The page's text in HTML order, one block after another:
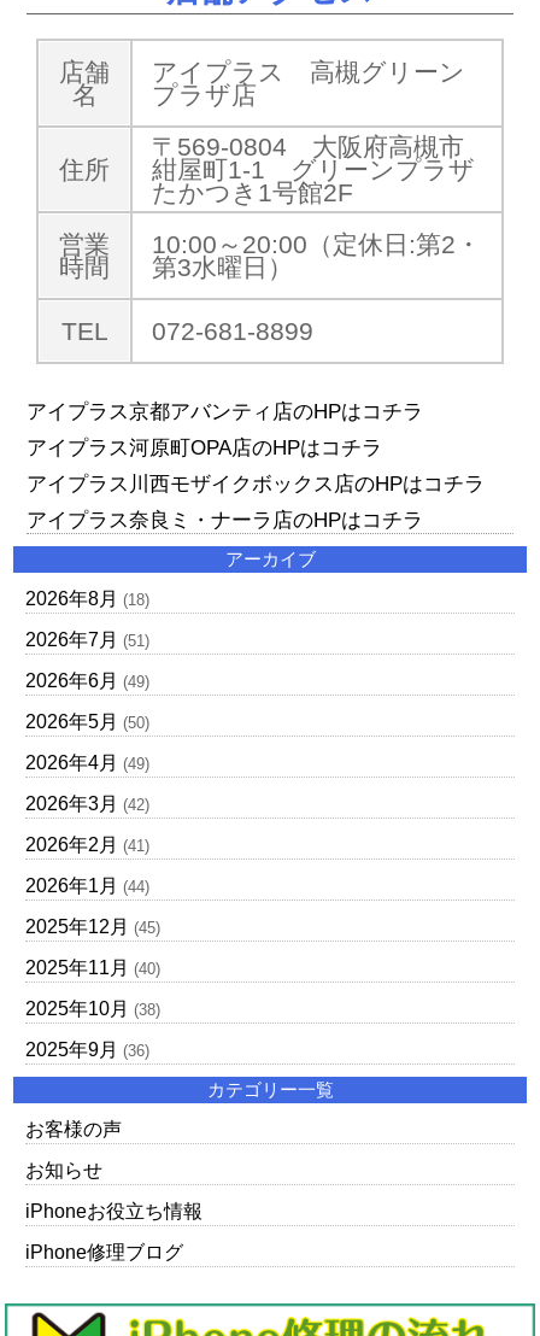
店舗
名
アイプラス 高槻グリーン
プラザ店
住所
〒569-0804 大阪府高槻市
紺屋町1-1 グリーンプラザ
たかつき1号館2F
営業
時間
10:00～20:00（定休日:第2・
第3水曜日）
TEL 072-681-8899
アイプラス京都アバンティ店のHPはコチラ
アイプラス河原町OPA店のHPはコチラ
アイプラス川西モザイクボックス店のHPはコチラ
アイプラス奈良ミ・ナーラ店のHPはコチラ
アーカイブ
2026年8月 (18)
2026年7月 (51)
2026年6月 (49)
2026年5月 (50)
2026年4月 (49)
2026年3月 (42)
2026年2月 (41)
2026年1月 (44)
2025年12月 (45)
2025年11月 (40)
2025年10月 (38)
2025年9月 (36)
カテゴリー一覧
お客様の声
お知らせ
iPhoneお役立ち情報
iPhone修理ブログ